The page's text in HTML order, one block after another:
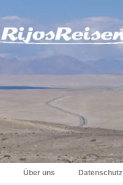
Über uns Datenschutz